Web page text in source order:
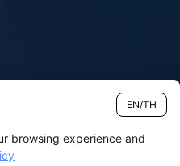
EN/TH
browsing experience and